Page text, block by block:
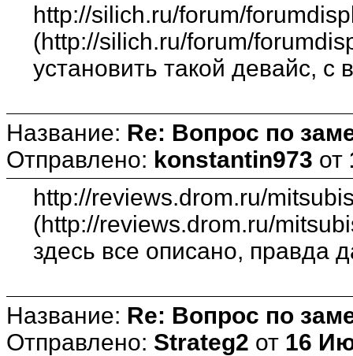
http://silich.ru/forum/
(http://silich.ru/forum/
установить такой девайс,
Название: Re: Вопрос по
Отправлено: konstantin973 от
http://reviews.drom.ru/
(http://reviews.drom.ru/
здесь все описано, правда
Название: Re: Вопрос по
Отправлено: Strateg2 от 16